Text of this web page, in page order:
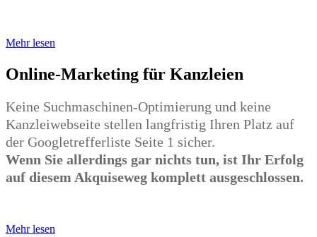
Mehr lesen
Online-Marketing für Kanzleien
Keine Suchmaschinen-Optimierung und keine
Kanzleiwebseite stellen langfristig Ihren Platz auf
der Googletrefferliste Seite 1 sicher.
Wenn Sie allerdings gar nichts tun, ist Ihr Erfolg
auf diesem Akquiseweg komplett ausgeschlossen.
Mehr lesen